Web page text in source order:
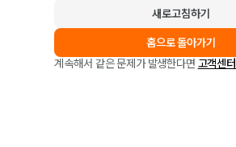
새로고침하기
홈으로 돌아가기
계속해서 같은 문제가 발생한다면 고객센터